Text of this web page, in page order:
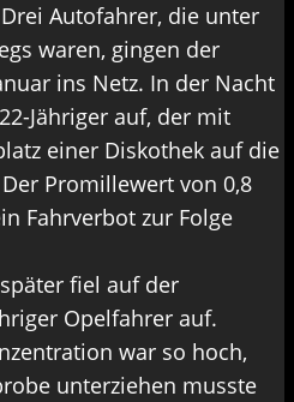
Autofahrer, die unter
waren, gingen der
ins Netz. In der Nacht
Jähriger auf, der mit
einer Diskothek auf die
Promillewert von 0,8
Fahrverbot zur Folge
fiel auf der
Opelfahrer auf.
war so hoch,
unterziehen musste